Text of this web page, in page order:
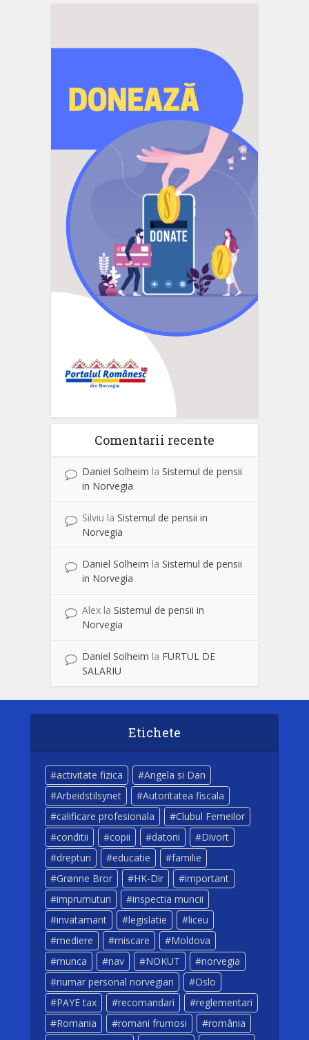
Comentarii recente
Daniel Solheim la Sistemul de pensii
in Norvegia
Silviu la Sistemul de pensii in
Norvegia
Daniel Solheim la Sistemul de pensii
in Norvegia
Alex la Sistemul de pensii in
Norvegia
Daniel Solheim la FURTUL DE
SALARIU
Etichete
activitate fizica
Angela si Dan
Arbeidstilsynet
Autoritatea fiscala
calificare profesionala
Clubul Femeilor
conditii
copii datorii
Divort
drepturi
educatie
familie
Grønne Bror
HK-Dir
important
imprumuturi
inspectia muncii
invatamant
legislatie
liceu
mediere
miscare
Moldova
munca
nav NOKUT
norvegia
numar personal norvegian
Oslo
PAYE tax
recomandari
reglementari
Romania
romani frumosi
românia